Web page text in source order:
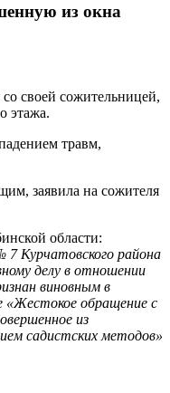
из окна
своей сожительницей,
этажа.
травм,
заявила на сожителя
области:
7 Курчатовского района
делу в отношении
виновным в
«Жестокое обращение с
из
садистских методов»